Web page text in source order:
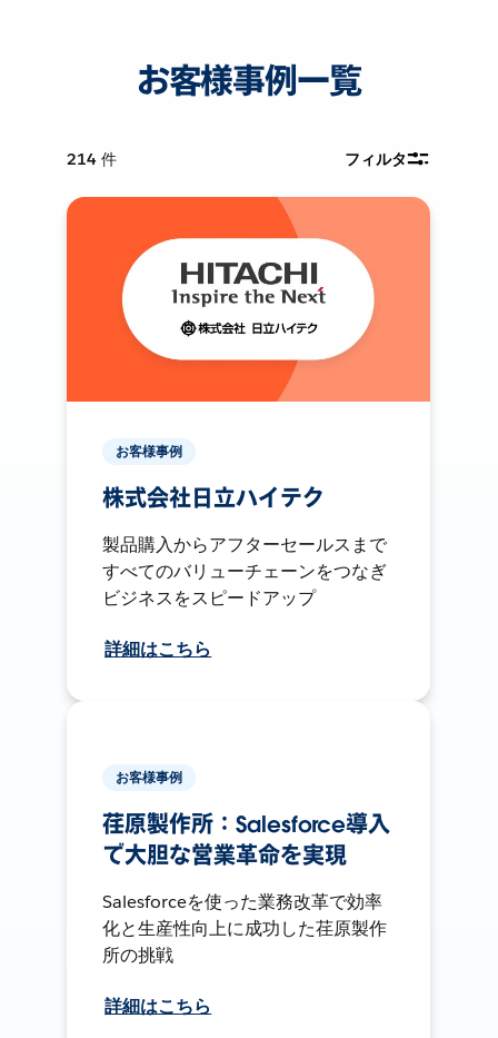
お客様事例一覧
214 件 フィルタ
お客様事例
株式会社日立ハイテク
製品購入からアフターセールスまで
すべてのバリューチェーンをつなぎ
ビジネスをスピードアップ
詳細はこちら
お客様事例
荏原製作所：Salesforce導入
で大胆な営業革命を実現
Salesforceを使った業務改革で効率
化と生産性向上に成功した荏原製作
所の挑戦
詳細はこちら